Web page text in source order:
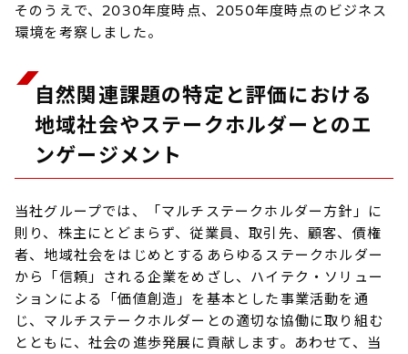
そのうえで、2030年度時点、2050年度時点のビジネス
環境を考察しました。
自然関連課題の特定と評価における
地域社会やステークホルダーとのエ
ンゲージメント
当社グループでは、「マルチステークホルダー方針」に
則り、株主にとどまらず、従業員、取引先、顧客、債権
者、地域社会をはじめとするあらゆるステークホルダー
から「信頼」される企業をめざし、ハイテク・ソリュー
ションによる「価値創造」を基本とした事業活動を通
じ、マルチステークホルダーとの適切な協働に取り組む
とともに、社会の進歩発展に貢献します。あわせて、当